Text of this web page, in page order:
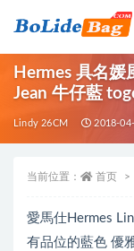
Hermes 具名
Jean 牛仔藍
Lindy 26CM 2018-
当前位置： 首页
愛馬仕Hermes
有品位的藍色 優